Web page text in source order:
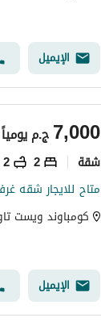
الإيميل
ج.م7,000 يومياً
شقة 2
2
كومباوند ويست
الإيميل